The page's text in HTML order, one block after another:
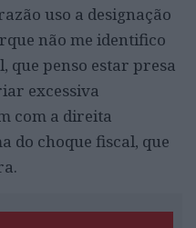
uso a designação
não me identifico
que penso estar presa
excessiva
com a direita
do choque fiscal, que